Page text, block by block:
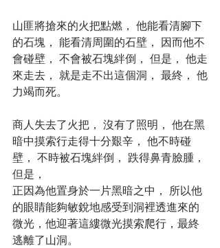
山匪將搶來的火把點燃， 他能看清腳下
的石塊， 能看清周圍的石壁， 因而他不
會碰壁， 不會被石塊絆倒， 但是， 他走
來走去， 就是走不出這個洞， 最終， 他
力竭而死。
商人失去了火把， 沒有了照明， 他在黑
暗中摸索行走得十分艱辛， 他不時碰
壁， 不時被石塊絆倒， 跌得鼻青臉腫，
但是，
正因為他置身於一片黑暗之中， 所以他
的眼睛能夠敏銳地感受到洞裡透進來的
微光，他迎著這縷微光摸索爬行，最終
逃離了山洞。